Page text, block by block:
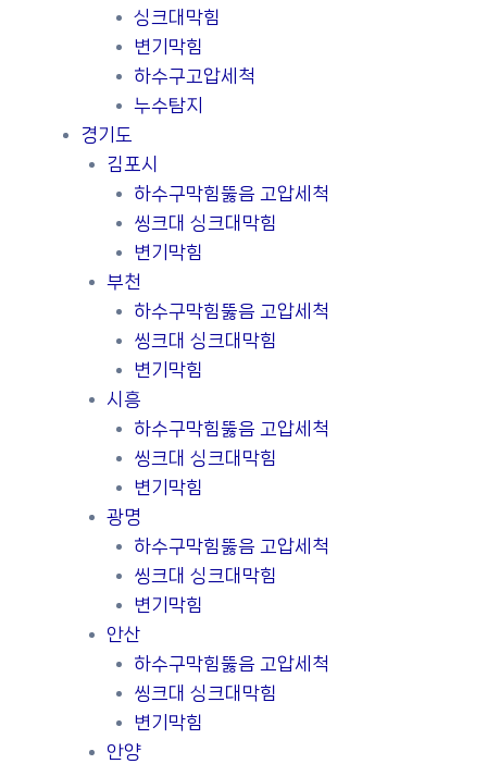
싱크대막힘
변기막힘
하수구고압세척
누수탐지
경기도
김포시
하수구막힘뚫음 고압세척
씽크대 싱크대막힘
변기막힘
부천
하수구막힘뚫음 고압세척
씽크대 싱크대막힘
변기막힘
시흥
하수구막힘뚫음 고압세척
씽크대 싱크대막힘
변기막힘
광명
하수구막힘뚫음 고압세척
씽크대 싱크대막힘
변기막힘
안산
하수구막힘뚫음 고압세척
씽크대 싱크대막힘
변기막힘
안양